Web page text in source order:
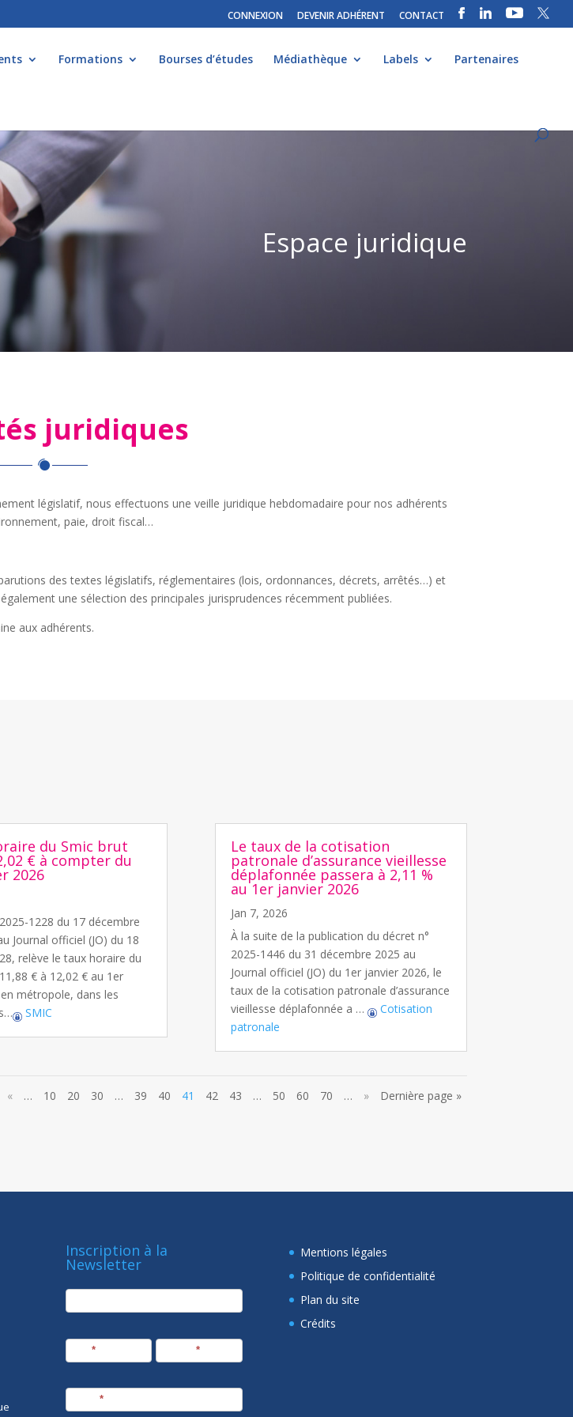
CONNEXION DEVENIR ADHÉRENT CONTACT
Formations Bourses d’études Médiathèque Labels Partenaires
Espace juridique
juridiques
législatif, nous effectuons une veille juridique hebdomadaire pour nos adhérents
paie, droit fiscal…
des textes législatifs, réglementaires (lois, ordonnances, décrets, arrêtés…) et
une sélection des principales jurisprudences récemment publiées.
aux adhérents.
du Smic brut
€ à compter du
2026
1228 du 17 décembre
Journal officiel (JO) du 18
relève le taux horaire du
€ à 12,02 € au 1er
métropole, dans les
SMIC
Le taux de la cotisation
patronale d’assurance vieillesse
déplafonnée passera à 2,11 %
au 1er janvier 2026
Jan 7, 2026
À la suite de la publication du décret n°
2025-1446 du 31 décembre 2025 au
Journal officiel (JO) du 1er janvier 2026, le
taux de la cotisation patronale d’assurance
vieillesse déplafonnée a …
Cotisation
patronale
« … 10 20 30 … 39 40 41 42 43 … 50 60 70 … » Dernière page »
Inscription à la
Newsletter
newsletter
* *
*
Mentions légales
Politique de confidentialité
Plan du site
Crédits